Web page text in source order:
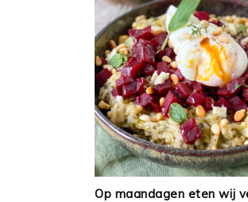
Op maandagen eten wij